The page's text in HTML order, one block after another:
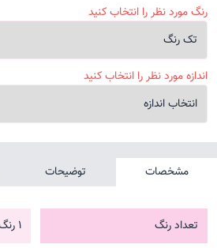
رنگ مورد نظر را انتخاب کنید
اندازه مورد نظر را انتخاب کنید
مشخصات توضیحات
تعداد رنگ 1 رنگ